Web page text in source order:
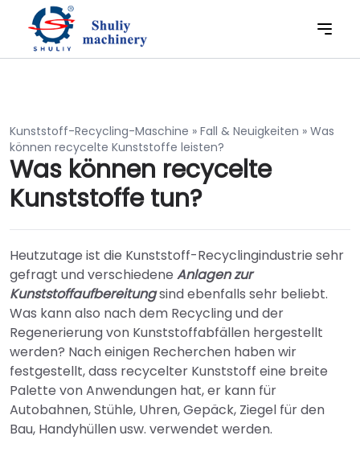
Kunststoff-Recycling-Maschine » Fall & Neuigkeiten » Was
können recycelte Kunststoffe leisten?
Was können recycelte
Kunststoffe tun?
Heutzutage ist die Kunststoff-Recyclingindustrie sehr
gefragt und verschiedene Anlagen zur
Kunststoffaufbereitungsind ebenfalls sehr beliebt.
Was kann also nach dem Recycling und der
Regenerierung von Kunststoffabfällen hergestellt
werden? Nach einigen Recherchen haben wir
festgestellt, dass recycelter Kunststoff eine breite
Palette von Anwendungen hat, er kann für
Autobahnen, Stühle, Uhren, Gepäck, Ziegel für den
Bau, Handyhüllen usw. verwendet werden.